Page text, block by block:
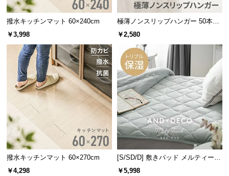
ブ
ロ
報
撥水キッチンマット 60×240cm
￥3,998
極薄ノンスリップハンガー 50本セ
ット
￥2,580
撥水キッチンマット 60×270cm
￥4,298
[S/SD/D] 敷きパッド メルティータ
ッチ マイクロファイバー
￥5,998